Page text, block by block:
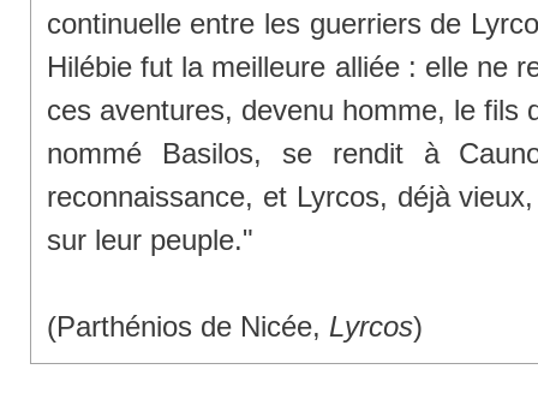
continuelle entre les guerriers de
Hilébie fut la meilleure alliée : elle ne
ces aventures, devenu homme, le fils
nommé Basilos, se rendit à
reconnaissance, et Lyrcos, déjà
sur leur peuple."
(Parthénios de Nicée, Lyrcos)